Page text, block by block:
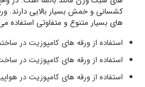
کشسانی و خمش بسیار بالایی دارند.
های بسیار متنوع و متفاوتی استفاده
استفاده از ورقه های کامپوزیت در
استفاده از ورقه های کامپوزیت در
استفاده از ورقه های کامپوزیت در